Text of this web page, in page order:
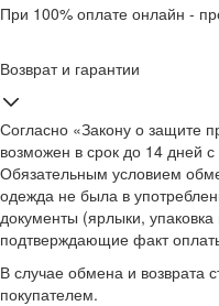
При 100% оплате онлайн -
Возврат и гарантии
Согласно «Закону о защите
возможен в срок до 14 дней с
Обязательным условием
одежда не была в
документы (ярлыки,
подтверждающие факт
В случае обмена и возврата
покупателем.